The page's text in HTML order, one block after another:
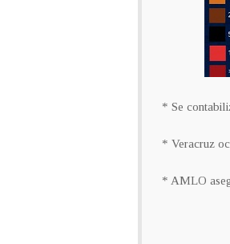
* Se
* Veracruz
* AMLO